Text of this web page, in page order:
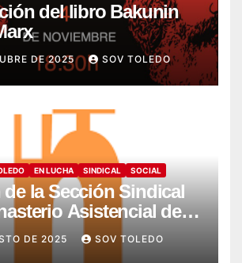
del libro Bakunin
DE 2025 SOV TOLEDO
EN LUCHA SINDICAL SOCIAL
de la Sección Sindical
Asistencial de
– Fundación Summa
DE 2025 SOV TOLEDO